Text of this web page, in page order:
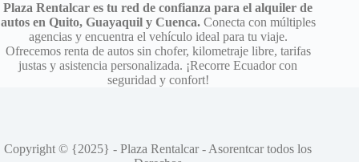
Plaza Rentalcar es tu red de confianza para el alquiler de
autos en Quito, Guayaquil y Cuenca.Conecta con múltiples
agencias y encuentra el vehículo ideal para tu viaje.
Ofrecemos renta de autos sin chofer, kilometraje libre, tarifas
justas y asistencia personalizada. ¡Recorre Ecuador con
seguridad y confort!
Copyright © {2025} - Plaza Rentalcar - Asorentcar todos los